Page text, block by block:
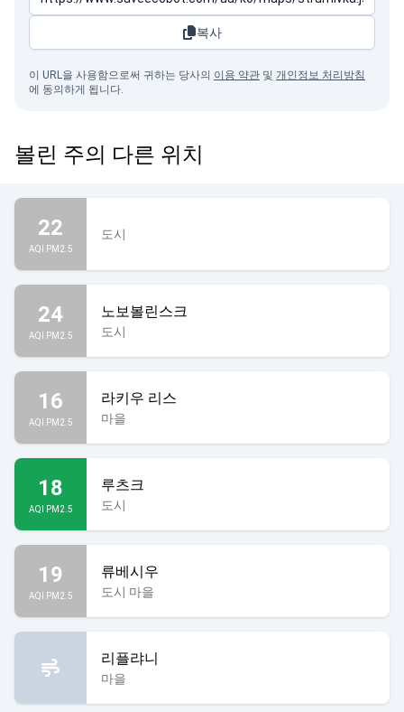
복사
이 URL을 사용함으로써 귀하는 당사의 이용 약관 및 개인정보 처리방침
에 동의하게 됩니다.
볼린 주의 다른 위치
22
AQI PM2.5
도시
24
AQI PM2.5
노보볼린스크
도시
16
AQI PM2.5
라키우 리스
마을
18
AQI PM2.5
루츠크
도시
19
AQI PM2.5
류베시우
도시 마을
리플랴니
마을